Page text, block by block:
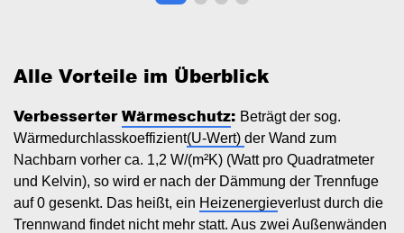
Alle Vorteile im Überblick
VerbesserterWärmeschutz: Beträgt der sog.
Wärmedurchlasskoeffizient(U-Wert) der Wand zum
Nachbarn vorher ca. 1,2 W/(m²K) (Watt pro Quadratmeter
und Kelvin), so wird er nach der Dämmung der Trennfuge
auf 0 gesenkt. Das heißt, ein Heizenergieverlust durch die
Trennwand findet nicht mehr statt. Aus zwei Außenwänden